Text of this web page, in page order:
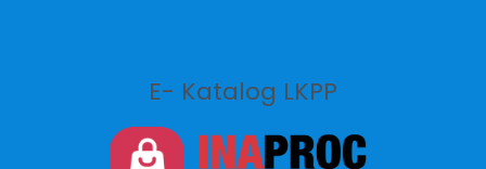
E- Katalog LKPP